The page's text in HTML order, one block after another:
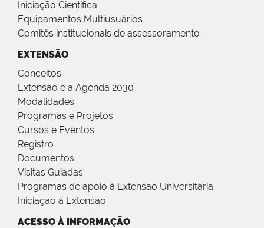
Iniciação Científica
Equipamentos Multiusuários
Comitês institucionais de assessoramento
EXTENSÃO
Conceitos
Extensão e a Agenda 2030
Modalidades
Programas e Projetos
Cursos e Eventos
Registro
Documentos
Visitas Guiadas
Programas de apoio à Extensão Universitária
Iniciação à Extensão
ACESSO À INFORMAÇÃO